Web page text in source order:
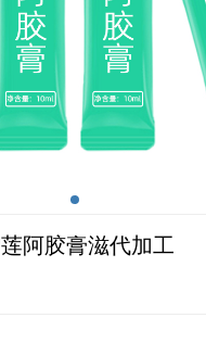
阿胶膏滋代加工